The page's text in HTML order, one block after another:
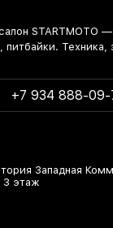
STARTMOTO —
Техника,
+7 934 888-09-
Западная
3 этаж